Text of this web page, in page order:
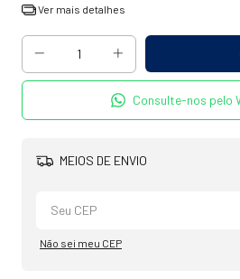
Ver mais detalhes
Consulte-nos pelo
MEIOS DE ENVIO
Não sei meu CEP